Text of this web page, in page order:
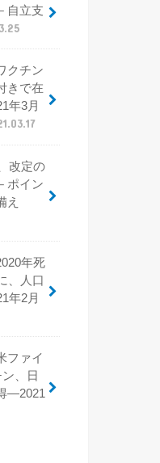
自立支
クチン
きで在
年3月
改定の
ポイン
え
年死
、人口
年2月
ファイ
、日
―2021